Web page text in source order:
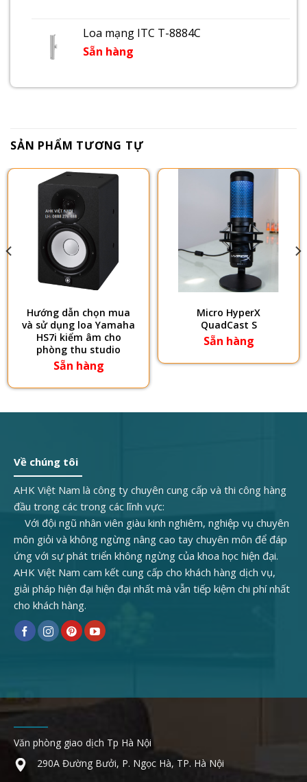
Loa mạng ITC T-8884C
Sẵn hàng
SẢN PHẨM TƯƠNG TỰ
Hướng dẫn chọn mua
và sử dụng loa Yamaha
HS7i kiểm âm cho
phòng thu studio
Sẵn hàng
Micro HyperX
QuadCast S
Sẵn hàng
Về chúng tôi
AHK Việt Nam là công ty chuyên cung cấp và thi công hàng
đầu trong các trong các lĩnh vực:
Với đội ngũ nhân viên giàu kinh nghiêm, nghiệp vụ chuyên
môn giỏi và không ngừng nâng cao tay chuyên môn để đáp
ứng với sự phát triển không ngừng của khoa học hiện đại.
AHK Việt Nam cam kết cung cấp cho khách hàng dịch vụ,
giải pháp hiện đại hiện đại nhất mà vẫn tiếp kiệm chi phí nhất
cho khách hàng.
Văn phòng giao dịch Tp Hà Nội
290A Đường Bưởi, P. Ngọc Hà, TP. Hà Nội